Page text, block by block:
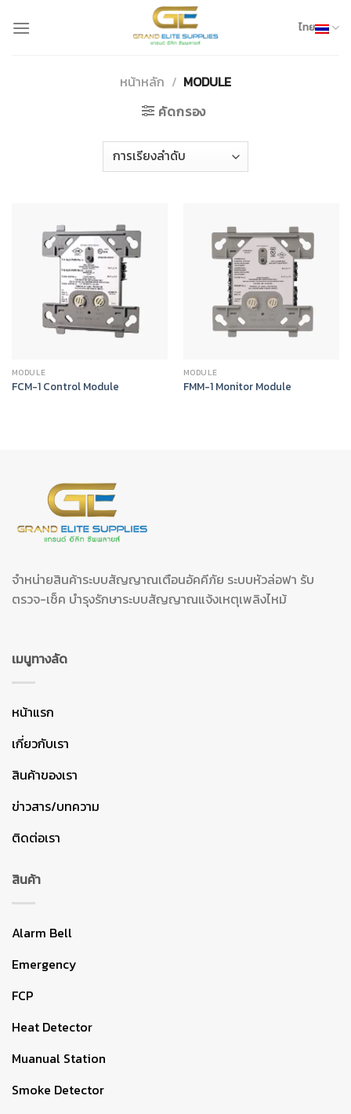
ไทย
หน้าหลัก / MODULE
คัดกรอง
MODULE
FCM-1 Control Module
MODULE
FMM-1 Monitor Module
จำหน่ายสินค้าระบบสัญญาณเตือนอัคคีภัย ระบบหัวล่อฟา รับ
ตรวจ-เช็ค บำรุงรักษาระบบสัญญาณแจ้งเหตุเพลิงไหม้
เมนูทางลัด
หน้าแรก
เกี่ยวกับเรา
สินค้าของเรา
ข่าวสาร/บทความ
ติดต่อเรา
สินค้า
Alarm Bell
Emergency
FCP
Heat Detector
Muanual Station
Smoke Detector